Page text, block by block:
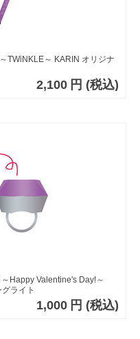
TWiNKLE～ KARIN オリジナ
2,100 円 (税込)
Happy Valentine's Day!～
ライト
1,000 円 (税込)